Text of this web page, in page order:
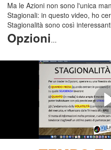
Ma le Azioni non sono l'unica
Stagionali: in questo video, ho
Stagionalità sono così
Opzioni...
PERCHÉ LE
SONO COSÍ
(SE SEI